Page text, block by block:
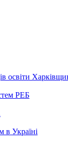
освіти
РЕБ
в Україні